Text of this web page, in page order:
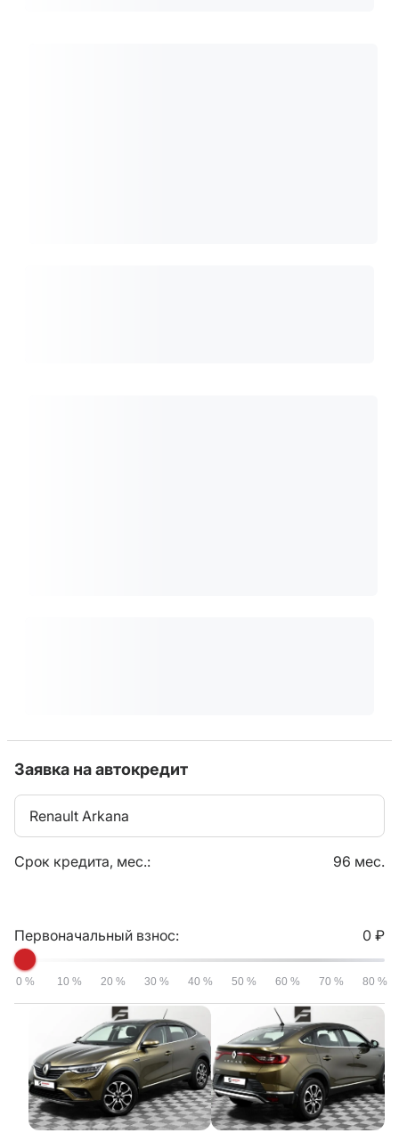
Заявка на автокредит
Renault Arkana
Срок кредита, мес.: 96 мес.
Первоначальный взнос: 0 ₽
0 % 10 % 20 % 30 % 40 % 50 % 60 % 70 % 80 %